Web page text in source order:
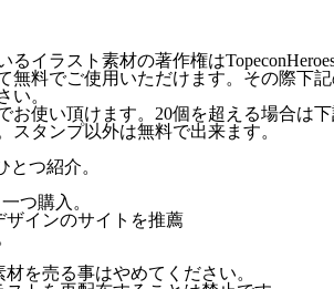
イラスト素材の著作権は
料でご使用いただけます。その際下
い。
使い頂けます。20個を超える場合は
スタンプ以外は無料で出来ます。
とつ紹介。
つ購入。
ザインのサイトを推薦
を売る事はやめてください。